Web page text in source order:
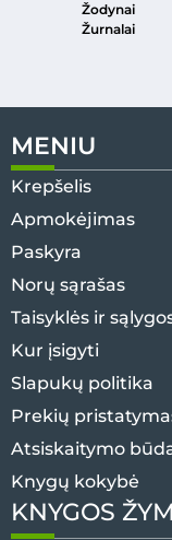
Žodynai
Žurnalai
MENIU
Krepšelis
Apmokėjimas
Paskyra
Norų sąrašas
Taisyklės ir
Kur įsigyti
Slapukų politika
Prekių
Atsiskaitymo
Knygų kokybė
KNYGOS